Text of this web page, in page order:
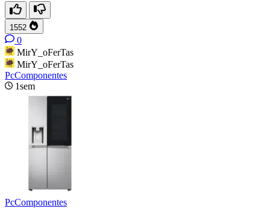
1552
0
MirY_oFerTas
MirY_oFerTas
PcComponentes
1sem
PcComponentes